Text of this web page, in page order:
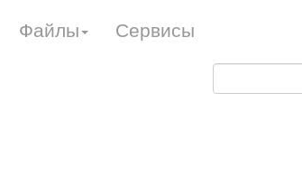
Файлы Сервисы